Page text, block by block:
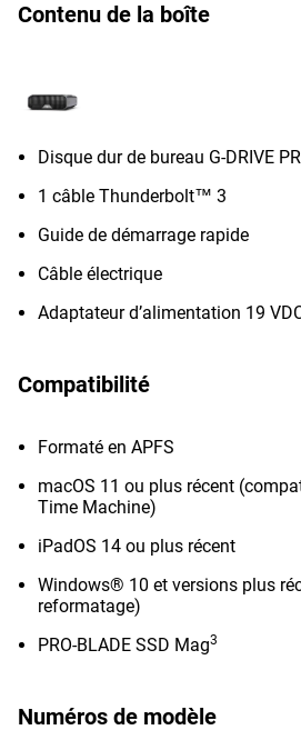
Contenu de la boîte
Disque dur de bureau G-DRIVE
1 câble Thunderbolt™ 3
Guide de démarrage rapide
Câble électrique
Adaptateur d’alimentation 19
Compatibilité
Formaté en APFS
macOS 11 ou plus récent
Time Machine)
iPadOS 14 ou plus récent
Windows® 10 et versions plus
reformatage)
PRO-BLADE SSD Mag3
Numéros de modèle